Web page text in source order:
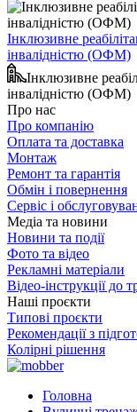
Інклюзивне
інвалідністю (ОФМ)
Інклюзивне
інвалідністю (ОФМ)
Про нас
Про компанію
Оплата та доставка
Монтаж
Ремонт та гарантія
Обмін і повернення
Сервіс і
Медіа та новини
Новини та події
Фото та відео
Рекламні матеріали
Відео-інструкції до
Наші проєкти
Типові проєкти
Рекомендації з
Колірні рішення
Головна